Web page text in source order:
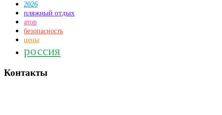
2026
пляжный отдых
атор
безопасность
цены
россия
Контакты